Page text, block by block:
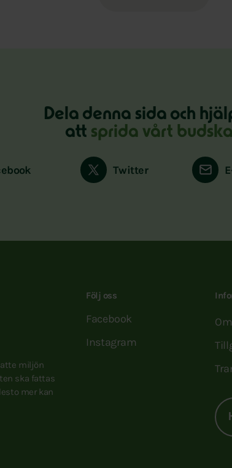
Dela denna sida och
att sprida vårt
Twitter
miljön
ska fattas
mer kan
Följ oss
Facebook
Instagram